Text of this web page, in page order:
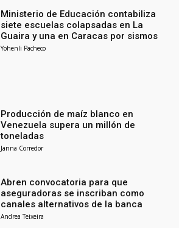
Ministerio de Educación contabiliza
siete escuelas colapsadas en La
Guaira y una en Caracas por sismos
Yohenli Pacheco
Producción de maíz blanco en
Venezuela supera un millón de
toneladas
Janna Corredor
Abren convocatoria para que
aseguradoras se inscriban como
canales alternativos de la banca
Andrea Teixeira